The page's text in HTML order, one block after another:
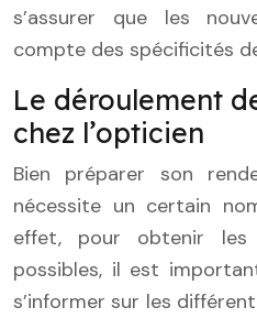
s’assurer que les
compte des spécificités
Le déroulement
chez l’opticien
Bien préparer son
nécessite un certain
effet, pour obtenir les
possibles, il est
s’informer sur les